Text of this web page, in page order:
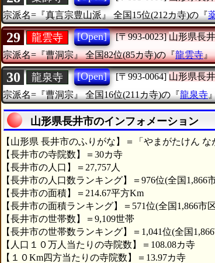
宗派名=『真言宗豊山派』
全国15位(212カ寺)の『
29 龍雲寺 [Open] [〒993-0023] 山形県長
宗派名=『曹洞宗』 全国82位(85カ寺)の『龍雲寺
30 龍泉寺 [Open] [〒993-0064] 山形県長
宗派名=『曹洞宗』
全国16位(211カ寺)の『龍泉寺
山形県長井市のインフォメーション
【山形県 長井市のふりがな】＝「やまがたけん な
【長井市の寺院数】＝30カ寺
【長井市の人口】＝27,757人
【長井市の人口数ランキング】＝976位(全国1,866
【長井市の面積】＝214.67平方Km
【長井市の面積ランキング】＝571位(全国1,866市
【長井市の世帯数】＝9,109世帯
【長井市の世帯数ランキング】＝1,041位(全国
【人口１０万人当たりの寺院数】＝108.08カ寺
【１０Km四方当たりの寺院数】＝13.97カ寺